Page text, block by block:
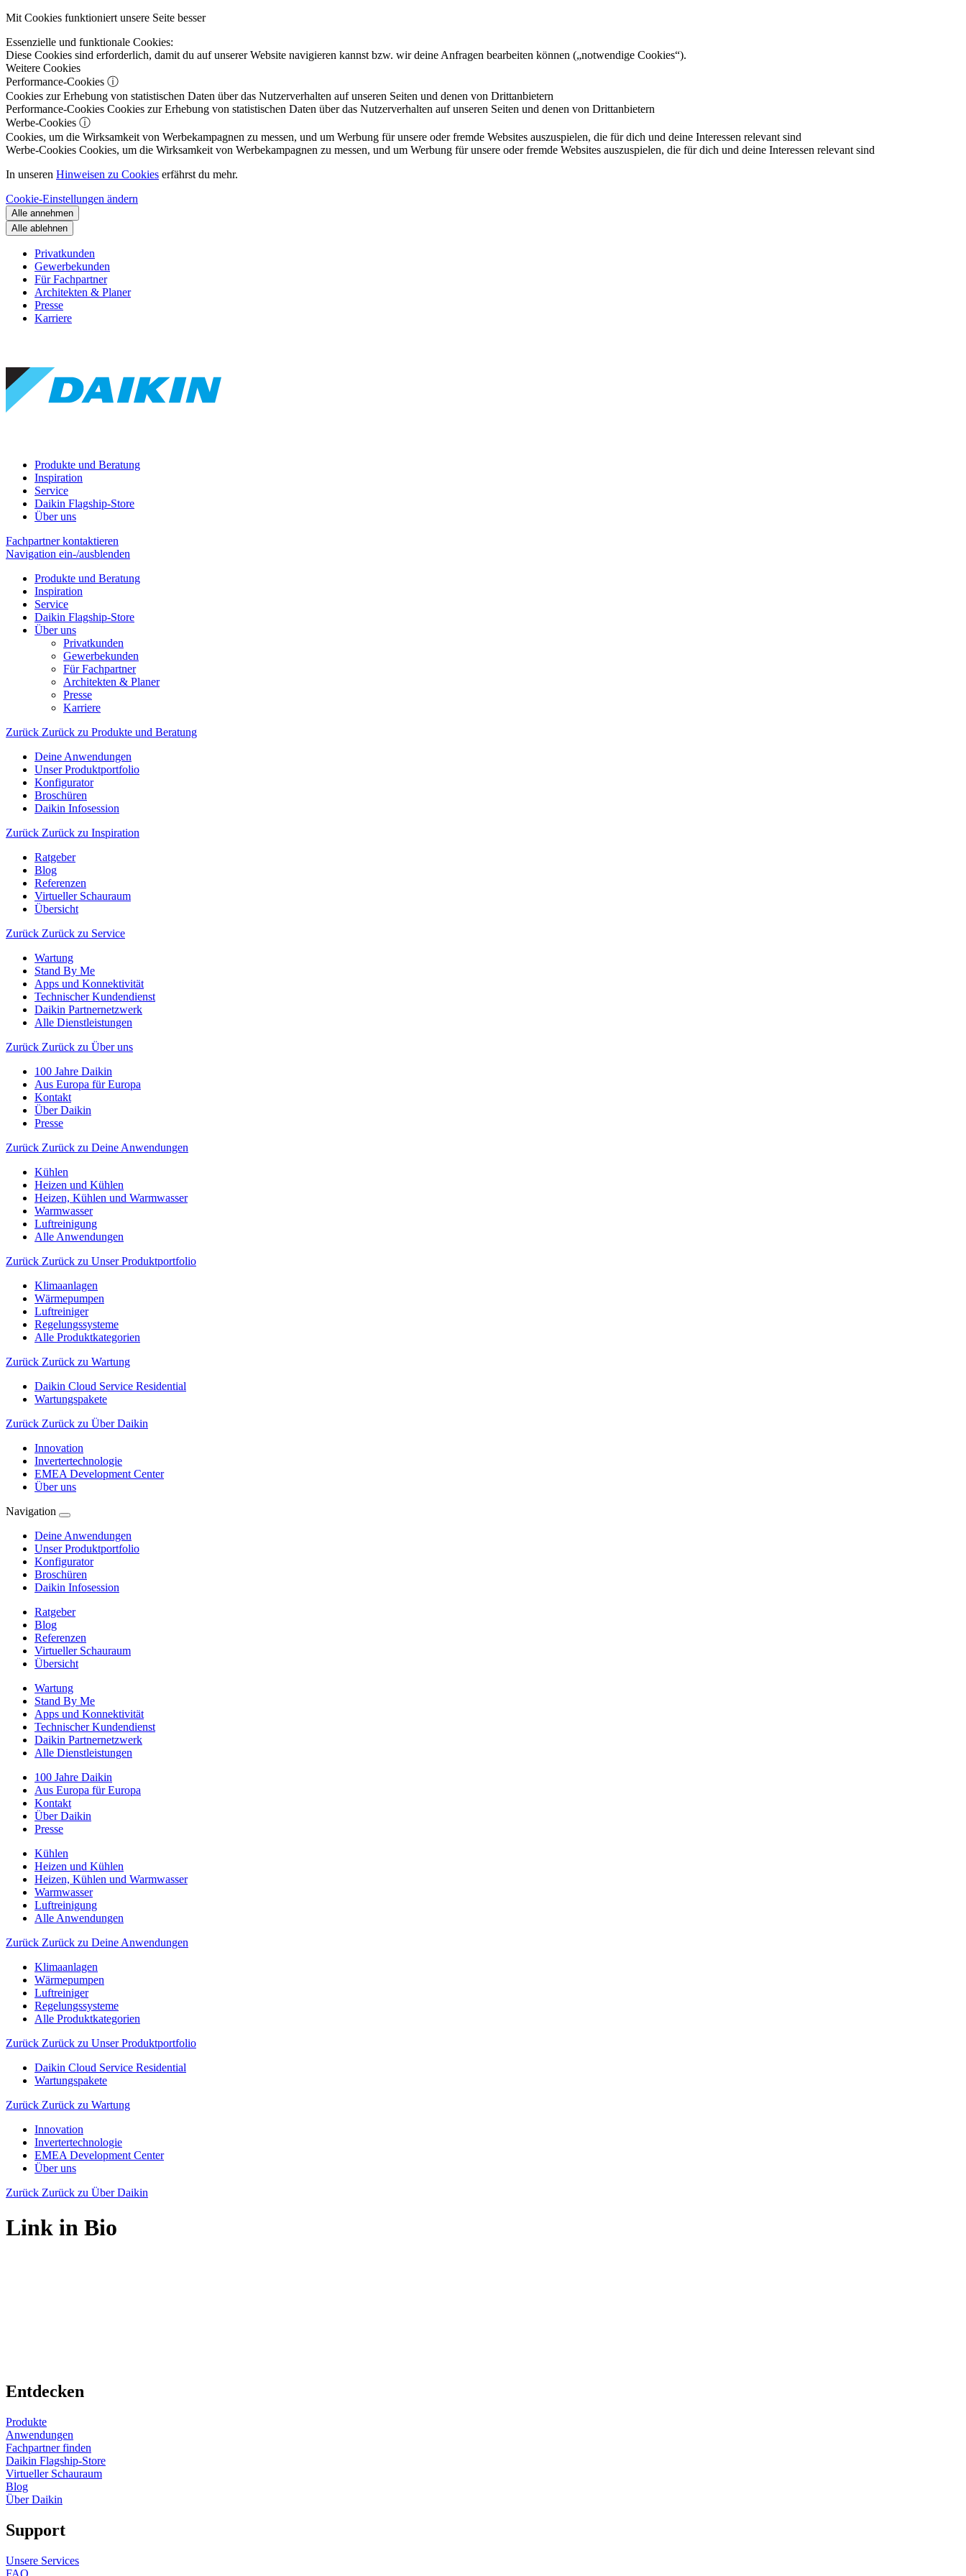
Mit Cookies funktioniert unsere Seite besser
Essenzielle und funktionale Cookies:
Diese Cookies sind erforderlich, damit du auf unserer Website navigieren kannst bzw. wir deine Anfragen bearbeiten können („notwendige Cookies“).
Weitere Cookies
Performance-Cookies ⓘ
Cookies zur Erhebung von statistischen Daten über das Nutzerverhalten auf unseren Seiten und denen von Drittanbietern
Performance-Cookies Cookies zur Erhebung von statistischen Daten über das Nutzerverhalten auf unseren Seiten und denen von Drittanbietern
Werbe-Cookies ⓘ
Cookies, um die Wirksamkeit von Werbekampagnen zu messen, und um Werbung für unsere oder fremde Websites auszuspielen, die für dich und deine Interessen relevant sind
Werbe-Cookies Cookies, um die Wirksamkeit von Werbekampagnen zu messen, und um Werbung für unsere oder fremde Websites auszuspielen, die für dich und deine Interessen relevant sind
In unseren Hinweisen zu Cookies erfährst du mehr.
Cookie-Einstellungen ändern
Alle annehmen
Alle ablehnen
Privatkunden
Gewerbekunden
Für Fachpartner
Architekten & Planer
Presse
Karriere
Produkte und Beratung
Inspiration
Service
Daikin Flagship-Store
Über uns
Fachpartner kontaktieren
Navigation ein-/ausblenden
Produkte und Beratung
Inspiration
Service
Daikin Flagship-Store
Über uns
Privatkunden
Gewerbekunden
Für Fachpartner
Architekten & Planer
Presse
Karriere
Zurück Zurück zu Produkte und Beratung
Deine Anwendungen
Unser Produktportfolio
Konfigurator
Broschüren
Daikin Infosession
Zurück Zurück zu Inspiration
Ratgeber
Blog
Referenzen
Virtueller Schauraum
Übersicht
Zurück Zurück zu Service
Wartung
Stand By Me
Apps und Konnektivität
Technischer Kundendienst
Daikin Partnernetzwerk
Alle Dienstleistungen
Zurück Zurück zu Über uns
100 Jahre Daikin
Aus Europa für Europa
Kontakt
Über Daikin
Presse
Zurück Zurück zu Deine Anwendungen
Kühlen
Heizen und Kühlen
Heizen, Kühlen und Warmwasser
Warmwasser
Luftreinigung
Alle Anwendungen
Zurück Zurück zu Unser Produktportfolio
Klimaanlagen
Wärmepumpen
Luftreiniger
Regelungssysteme
Alle Produktkategorien
Zurück Zurück zu Wartung
Daikin Cloud Service Residential
Wartungspakete
Zurück Zurück zu Über Daikin
Innovation
Invertertechnologie
EMEA Development Center
Über uns
Navigation
Deine Anwendungen
Unser Produktportfolio
Konfigurator
Broschüren
Daikin Infosession
Ratgeber
Blog
Referenzen
Virtueller Schauraum
Übersicht
Wartung
Stand By Me
Apps und Konnektivität
Technischer Kundendienst
Daikin Partnernetzwerk
Alle Dienstleistungen
100 Jahre Daikin
Aus Europa für Europa
Kontakt
Über Daikin
Presse
Kühlen
Heizen und Kühlen
Heizen, Kühlen und Warmwasser
Warmwasser
Luftreinigung
Alle Anwendungen
Zurück Zurück zu Deine Anwendungen
Klimaanlagen
Wärmepumpen
Luftreiniger
Regelungssysteme
Alle Produktkategorien
Zurück Zurück zu Unser Produktportfolio
Daikin Cloud Service Residential
Wartungspakete
Zurück Zurück zu Wartung
Innovation
Invertertechnologie
EMEA Development Center
Über uns
Zurück Zurück zu Über Daikin
Link in Bio
Entdecken
Produkte
Anwendungen
Fachpartner finden
Daikin Flagship-Store
Virtueller Schauraum
Blog
Über Daikin
Support
Unsere Services
FAQ